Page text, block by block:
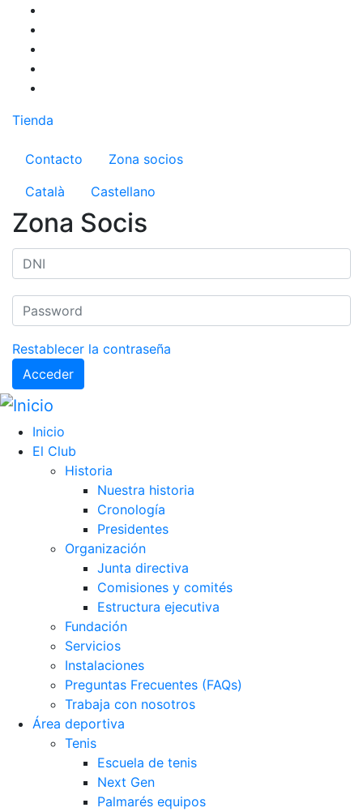
Pasar
contenido
principal
Tienda
Menú del compte d'usuari
Contacto
Zona socios
Català
Castellano
Zona Socis
Restablecer la contraseña
Acceder
Inicio
El Club
Historia
Nuestra historia
Cronología
Presidentes
Organización
Junta directiva
Comisiones y comités
Estructura ejecutiva
Fundación
Servicios
Instalaciones
Preguntas Frecuentes (FAQs)
Trabaja con nosotros
Área deportiva
Tenis
Escuela de tenis
Next Gen
Palmarés equipos